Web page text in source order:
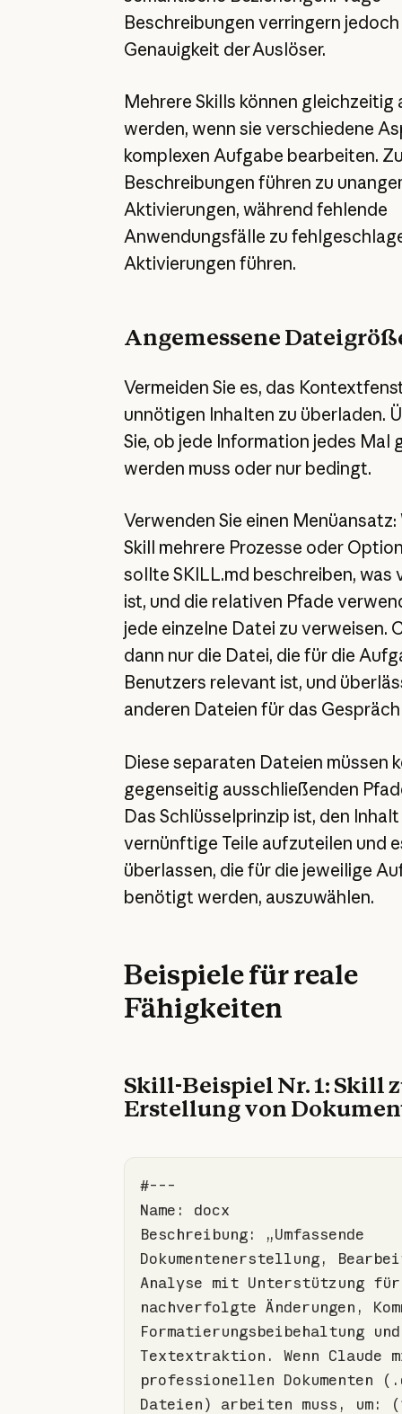
Beschreibungen verringern
Genauigkeit der Auslöser.
Mehrere Skills können gleichzeitig
werden, wenn sie verschiedene
komplexen Aufgabe bearbeiten.
Beschreibungen führen zu
Aktivierungen, während fehlende
Anwendungsfälle zu
Aktivierungen führen.
Angemessene
Vermeiden Sie es, das
unnötigen Inhalten zu überladen.
Sie, ob jede Information jedes Mal
werden muss oder nur bedingt.
Verwenden Sie einen Menüansatz:
Skill mehrere Prozesse oder
sollte SKILL.md beschreiben, was
ist, und die relativen Pfade
jede einzelne Datei zu verweisen.
dann nur die Datei, die für die
Benutzers relevant ist, und
anderen Dateien für das
Diese separaten Dateien müssen
gegenseitig ausschließenden
Das Schlüsselprinzip ist, den Inhalt
vernünftige Teile aufzuteilen und
überlassen, die für die jeweilige
benötigt werden, auszuwählen.
Beispiele für reale
Fähigkeiten
Skill-Beispiel Nr. 1: Skill
Erstellung von
Beschreibung: „Umfassende
Dokumentenerstellung,
Analyse mit Unterstützung für
nachverfolgte Änderungen,
Formatierungsbeibehaltung und
Textextraktion. Wenn Claude
professionellen Dokumenten
Dateien) arbeiten muss,
um: (